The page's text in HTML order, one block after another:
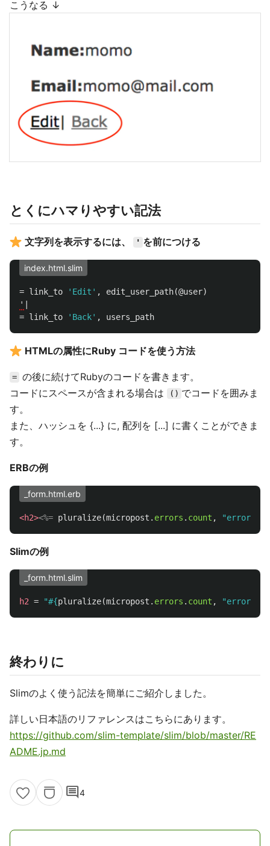
こうなる ↓
とくにハマりやすい記法
文字列を表示するには、 ' を前につける
index.html.slim
= link_to 'Edit' , edit_user_path(@user)
'
= link_to 'Back' , users_path
HTMLの属性にRuby コードを使う方法
= の後に続けてRubyのコードを書きます。
コードにスペースが含まれる場合は
() でコードを囲みま
す。
また、ハッシュを {...} に, 配列を [...] に書くことができま
す。
ERBの例
_form.html.erb
<h2><%= pluralize(micropost . errors . count , "error"
Slimの例
_form.html.slim
h2 = "#{pluralize(micropost . errors . count , "error"
終わりに
Slimのよく使う記法を簡単にご紹介しました。
詳しい日本語のリファレンスはこちらにあります。
https://github.com/slim-template/slim/blob/master/RE
ADME.jp.md
comment4